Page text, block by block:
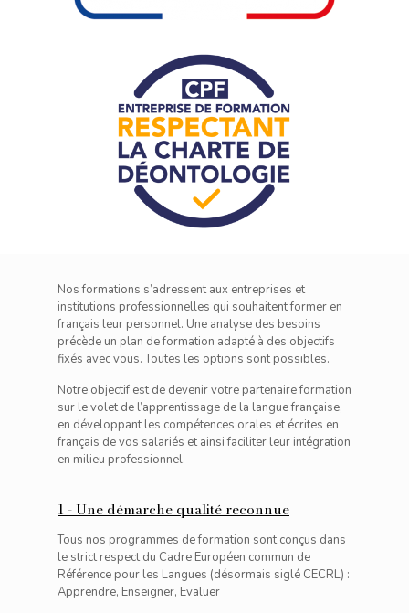
Nos formations s’adressent aux entreprises et
institutions professionnelles qui souhaitent former en
français leur personnel. Une analyse des besoins
précède un plan de formation adapté à des objectifs
fixés avec vous. Toutes les options sont possibles.
Notre objectif est de devenir votre partenaire formation
sur le volet de l’apprentissage de la langue française,
en développant les compétences orales et écrites en
français de vos salariés et ainsi faciliter leur intégration
en milieu professionnel.
1 - Une démarche qualité reconnue
Tous nos programmes de formation sont conçus dans
le strict respect du Cadre Européen commun de
Référence pour les Langues (désormais siglé CECRL) :
Apprendre, Enseigner, Evaluer